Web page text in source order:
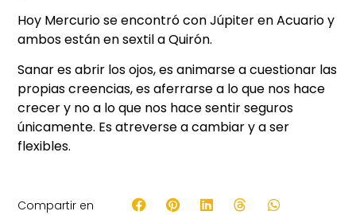
Hoy Mercurio se encontró con Júpiter en Acuario y
ambos están en sextil a Quirón.
Sanar es abrir los ojos, es animarse a cuestionar las
propias creencias, es aferrarse a lo que nos hace
crecer y no a lo que nos hace sentir seguros
únicamente. Es atreverse a cambiar y a ser
flexibles.
Compartir en